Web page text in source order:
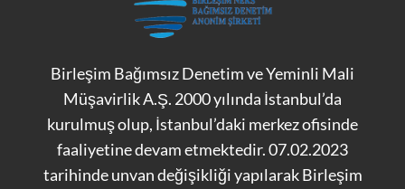
Birleşim Bağımsız Denetim ve Yeminli Mali
Müşavirlik A.Ş. 2000 yılında İstanbul’da
kurulmuş olup, İstanbul’daki merkez ofisinde
faaliyetine devam etmektedir. 07.02.2023
tarihinde unvan değişikliği yapılarak Birleşim